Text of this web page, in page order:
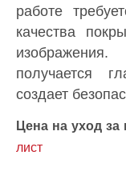
работе
качества
получается
создает
Цена на уход за
лист